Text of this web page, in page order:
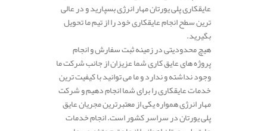
عایقکاری پلی یورتان مهار انرژی بسپارید و در عالی
ترین سطح انجام عایقکاری خود را از تیم ما تحویل
بگیرید.
هیچ محدودیتی در زمینه ثبت سفارش و انجام
پروژه های عایق کاری شما عزیزان از جانب شرکت ما
وجود نداشته و ندارد و ما می توانید با کیفیت ترین
خدمات عایقکاری را برای شما انجام دهیم و شرکت
مهار انرژی همواره یکی از معتبرترین مجریان عایق
پلی یورتان در سراسر کشور است. انجام خدمات